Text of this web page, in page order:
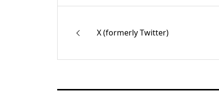
X (formerly Twitter)